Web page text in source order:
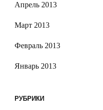
Апрель 2013
Март 2013
Февраль 2013
Январь 2013
РУБРИКИ